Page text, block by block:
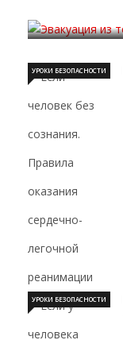
УРОКИ БЕЗОПАСНОСТИ
УРОКИ БЕЗОПАСНОСТИ